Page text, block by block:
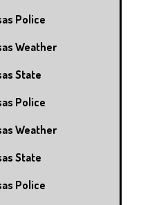
Police
Weather
State
Police
Weather
State
Police